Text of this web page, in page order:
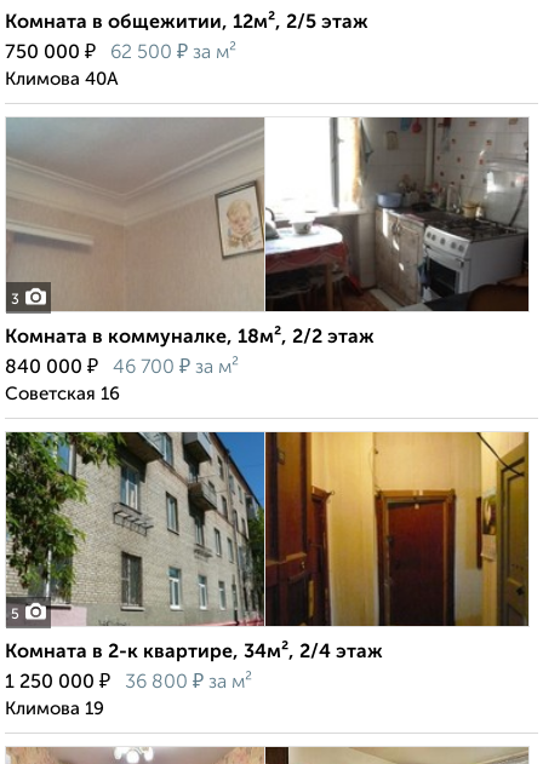
Комната в общежитии, 12м², 2/5 этаж
750 000 ₽ 62 500 ₽ за м²
Климова 40А
3
Комната в коммуналке, 18м², 2/2 этаж
840 000 ₽ 46 700 ₽ за м²
Советская 16
5
Комната в 2-к квартире, 34м², 2/4 этаж
1 250 000 ₽ 36 800 ₽ за м²
Климова 19